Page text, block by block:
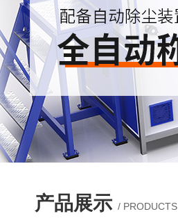
产品展示 / PRODUCTS